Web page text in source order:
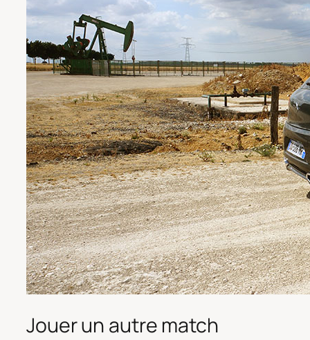
Jouer un autre match